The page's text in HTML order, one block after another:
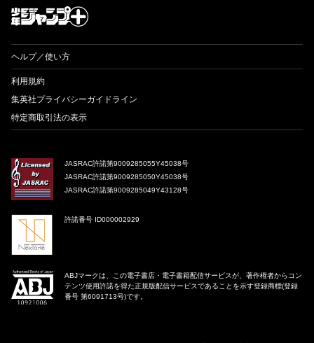
ヘルプ／使い方
利用規約
集英社プライバシーガイドライン
特定商取引法の表示
JASRAC許諾第9009285055Y45038号
JASRAC許諾第9009285050Y45038号
JASRAC許諾第9009285049Y43128号
許諾番号 ID000002929
ABJマークは、この電子書店・電子書籍配信サービスが、著作権者からコン
テンツ使用許諾を得た正規版配信サービスであることを示す登録商標(登録
番号 第6091713号)です。